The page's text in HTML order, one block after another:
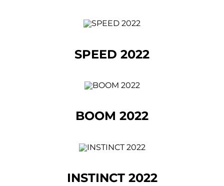
SPEED 2022
BOOM 2022
INSTINCT 2022